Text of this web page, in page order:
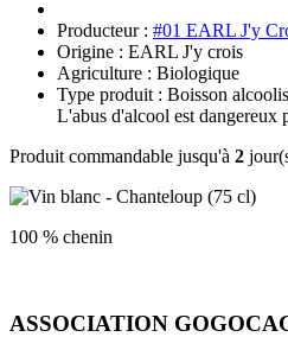
Producteur : #01 EARL J'y
Origine : EARL J'y crois
Agriculture : Biologique
Type produit : Boisson
L'abus d'alcool est dangereux
Produit commandable jusqu'à 2
100 % chenin
ASSOCIATION